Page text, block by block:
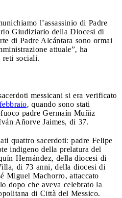
l’assassinio di Padre
Giudiziario della Diocesi di
di Padre Alcántara sono ormai
attuale”, ha
sociali.
messicani si era verificato
, quando sono stati
padre Germaín Muñiz
Añorve Jaimes, di 37.
quattro sacerdoti: padre Felipe
indigeno della prelatura del
Hernández, della diocesi di
di 73 anni, della diocesi di
Miguel Machorro, attaccato
dopo che aveva celebrato la
di Città del Messico.